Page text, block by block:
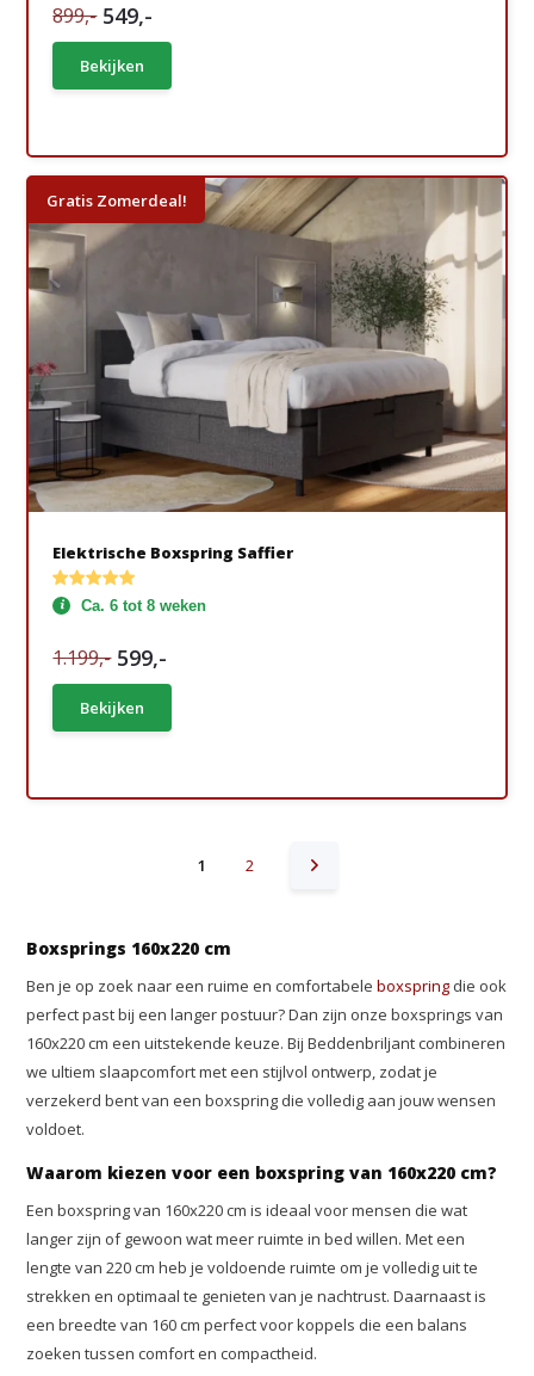
899,- 549,-
Bekijken
Gratis Zomerdeal!
Elektrische Boxspring Saffier
Ca. 6 tot 8 weken
1.199,- 599,-
Bekijken
1 2
Boxsprings 160x220 cm
Ben je op zoek naar een ruime en comfortabeleboxspring die ook
perfect past bij een langer postuur? Dan zijn onze boxsprings van
160x220 cm een uitstekende keuze. Bij Beddenbriljant combineren
we ultiem slaapcomfort met een stijlvol ontwerp, zodat je
verzekerd bent van een boxspring die volledig aan jouw wensen
voldoet.
Waarom kiezen voor een boxspring van 160x220 cm?
Een boxspring van 160x220 cm is ideaal voor mensen die wat
langer zijn of gewoon wat meer ruimte in bed willen. Met een
lengte van 220 cm heb je voldoende ruimte om je volledig uit te
strekken en optimaal te genieten van je nachtrust. Daarnaast is
een breedte van 160 cm perfect voor koppels die een balans
zoeken tussen comfort en compactheid.